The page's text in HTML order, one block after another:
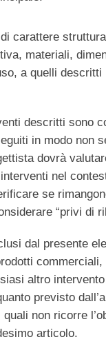
carattere
materiali,
a quelli descritti
descritti sono
in modo non
dovrà
interventi nel
se
“privi di
dal presente
commerciali,
altro
previsto
non ricorre
articolo.